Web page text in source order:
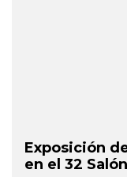
Exposición
en el 32